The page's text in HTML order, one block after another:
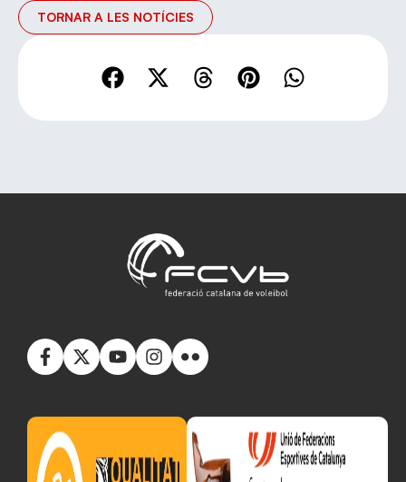
TORNAR A LES NOTÍCIES